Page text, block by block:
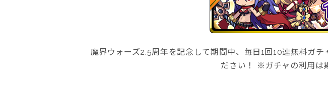
魔界ウォーズ2.5周年を記念して期間中、毎日1回10連無料ガ
ださい！ ※ガチャの利用は